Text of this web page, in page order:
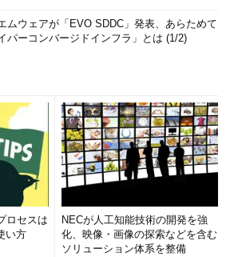
ムウェアが「EVO SDDC」発表、あらためて
パーコンバージドインフラ」とは (1/2)
ロセスは
い方
NECが人工知能技術の開発を強
化、映像・画像の探索などを含む
ソリューション体系を整備